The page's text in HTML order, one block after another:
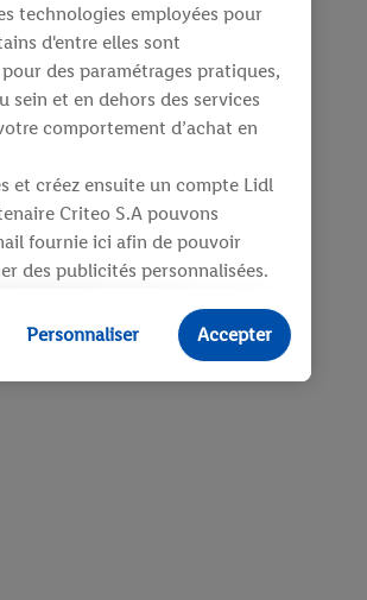
technologies employées pour
d'entre elles sont
des paramétrages pratiques,
et en dehors des services
comportement d’achat en
et créez ensuite un compte Lidl
Criteo S.A pouvons
fournie ici afin de pouvoir
des publicités personnalisées.
des publicités pour des
le produit dans un panier
Personnaliser Accepter